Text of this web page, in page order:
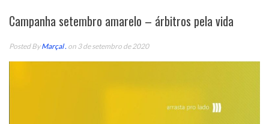
Campanha setembro amarelo – árbitros pela vida
Posted ByMarçal . on 3 de setembro de 2020